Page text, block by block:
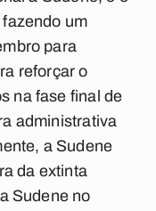
um
para
reforçar o
na fase final de
administrativa
a Sudene
da extinta
Sudene no